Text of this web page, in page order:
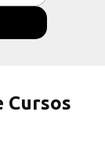
Cursos